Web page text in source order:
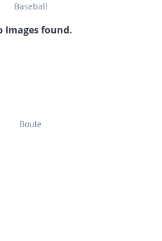
Baseball
Images found.
Boule